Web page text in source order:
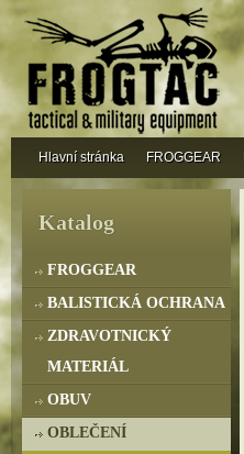
Katalog
FROGGEAR
BALISTICKÁ OCHRANA
ZDRAVOTNICKÝ
MATERIÁL
OBUV
OBLEČENÍ
Hlavní stránka FROGGEAR